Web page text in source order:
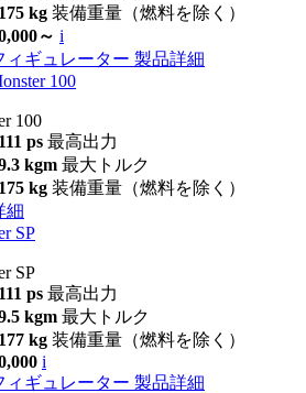
175 kg 装備重量（燃料を除く）
～ i
ィギュレーター 製品詳細
100
100
111 ps 最高出力
kgm 最大トルク
175 kg 装備重量（燃料を除く）
細
SP
SP
111 ps 最高出力
kgm 最大トルク
177 kg 装備重量（燃料を除く）
i
ィギュレーター 製品詳細